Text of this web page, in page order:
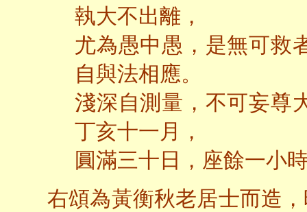
執大不出離，
尤為愚中愚，是無可救
自與法相應。
淺深自測量，不可妄尊
丁亥十一月，
圓滿三十日，座餘一小
右頌為黃衡秋老居士而造